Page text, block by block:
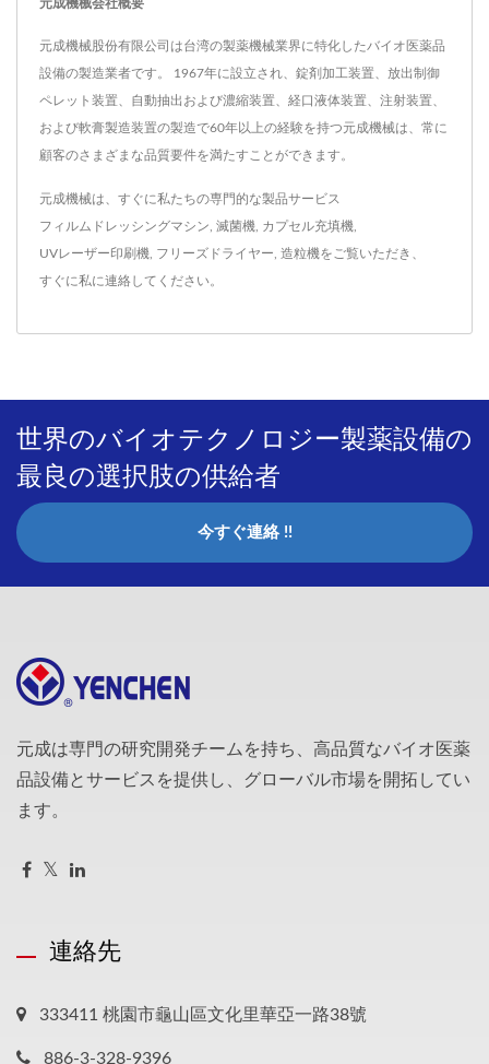
元成機械股份有限公司は台湾の製薬機械業界に特化したバイオ医薬品
設備の製造業者です。 1967年に設立され、錠剤加工装置、放出制御
ペレット装置、自動抽出および濃縮装置、経口液体装置、注射装置、
および軟膏製造装置の製造で60年以上の経験を持つ元成機械は、常に
顧客のさまざまな品質要件を満たすことができます。
元成機械は、すぐに私たちの専門的な製品サービス
フィルムドレッシングマシン 滅菌機 カプセル充填機
UVレーザー印刷機 フリーズドライヤー 造粒機をご覧いただき、
すぐに私に連絡してください。
世界のバイオテクノロジー製薬設備の
最良の選択肢の供給者
今すぐ連絡 !!
元成は専門の研究開発チームを持ち、高品質なバイオ医薬
品設備とサービスを提供し、グローバル市場を開拓してい
ます。
連絡先
333411 桃園市龜山區文化里華亞一路38號
886-3-328-9396